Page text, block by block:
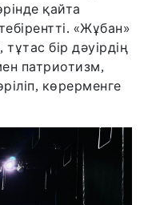
қайта
«Жұбан»
бір дәуірдің
патриотизм,
көрерменге